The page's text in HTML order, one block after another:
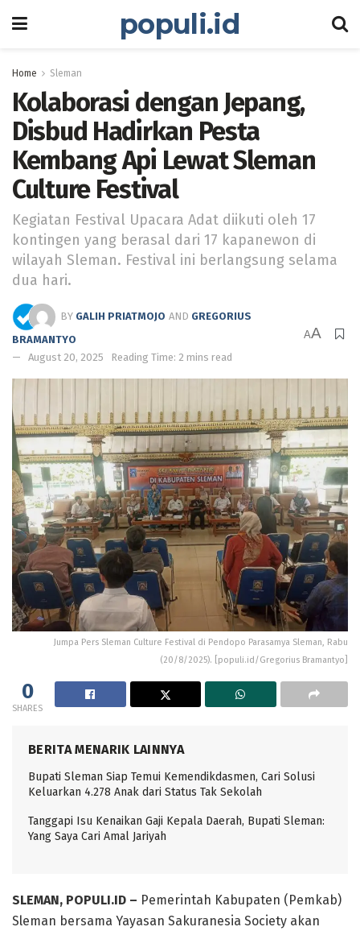
populi.id
Home Sleman
Kolaborasi dengan Jepang,
Disbud Hadirkan Pesta
Kembang Api Lewat Sleman
Culture Festival
Kegiatan Festival Upacara Adat diikuti oleh 17
kontingen yang berasal dari 17 kapanewon di
wilayah Sleman. Festival ini berlangsung selama
dua hari.
BY GALIH PRIATMOJO AND GREGORIUS
BRAMANTYO
August 20, 2025
Reading Time: 2 mins read
AA
Jumpa Pers Sleman Culture Festival di Pendopo Parasamya Sleman, Rabu
(20/8/2025). [populi.id/Gregorius Bramantyo]
0
SHARES
BERITA MENARIK LAINNYA
Bupati Sleman Siap Temui Kemendikdasmen, Cari Solusi
Keluarkan 4.278 Anak dari Status Tak Sekolah
Tanggapi Isu Kenaikan Gaji Kepala Daerah, Bupati Sleman:
Yang Saya Cari Amal Jariyah
SLEMAN, POPULI.ID – Pemerintah Kabupaten (Pemkab)
Sleman bersama Yayasan Sakuranesia Society akan